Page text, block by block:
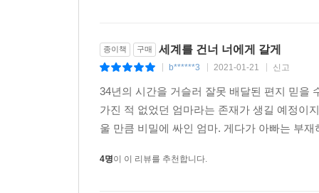
언니가 사는 세계와 내가 사는 세계는 점점 더 가
언니 아직 거기 있는 거지?
_ 2017년 은유의 편지 중에서
종이책 구매 세계를 건너 너에게 갈게
b******3 2021-01-21 신고
34년의 시간을 거슬러 잘못 배달된 편지 믿을
가진 적 없었던 엄마라는 존재가 생길 예정이
울 만큼 비밀에 싸인 엄마. 게다가 아빠는 부
4명이 이 리뷰를 추천합니다.